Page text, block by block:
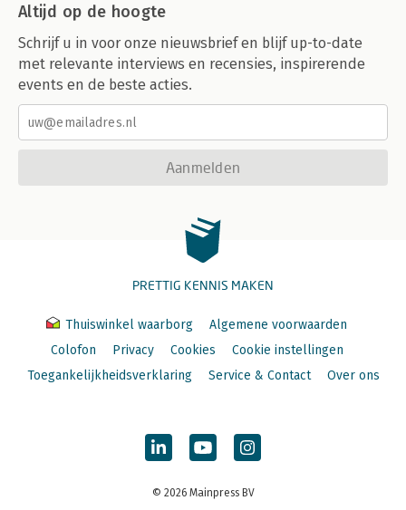
Altijd op de hoogte
Schrijf u in voor onze nieuwsbrief en blijf up-to-date
met relevante interviews en recensies, inspirerende
events en de beste acties.
Aanmelden
PRETTIG KENNIS MAKEN
Thuiswinkel waarborg
Algemene voorwaarden
Colofon
Privacy Cookies
Cookie instellingen
Toegankelijkheidsverklaring
Service & Contact Over ons
© 2026 Mainpress BV